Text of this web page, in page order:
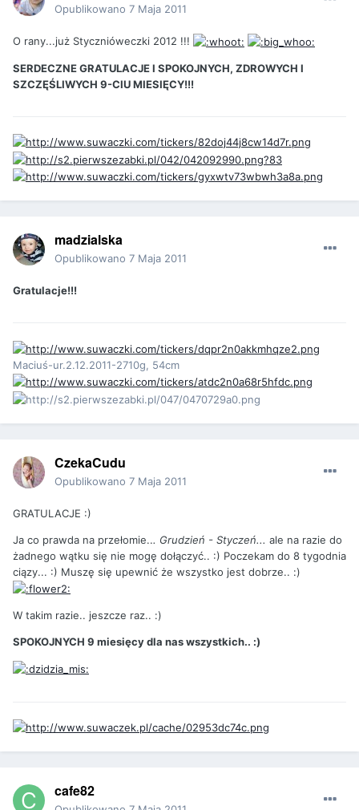
Opublikowano 7 Maja 2011
O rany...już Stycznióweczki 2012 !!!
SERDECZNE GRATULACJE I SPOKOJNYCH, ZDROWYCH I
SZCZĘŚLIWYCH 9-CIU MIESIĘCY!!!
madzialska
Opublikowano 7 Maja 2011
Gratulacje!!!
Maciuś-ur.2.12.2011-2710g, 54cm
CzekaCudu
Opublikowano 7 Maja 2011
GRATULACJE :)
Ja co prawda na przełomie... Grudzień - Styczeń... ale na razie do
żadnego wątku się nie mogę dołączyć.. :) Poczekam do 8 tygodnia
ciązy... :) Muszę się upewnić że wszystko jest dobrze.. :)
W takim razie.. jeszcze raz.. :)
SPOKOJNYCH 9 miesięcy dla nas wszystkich.. :)
cafe82